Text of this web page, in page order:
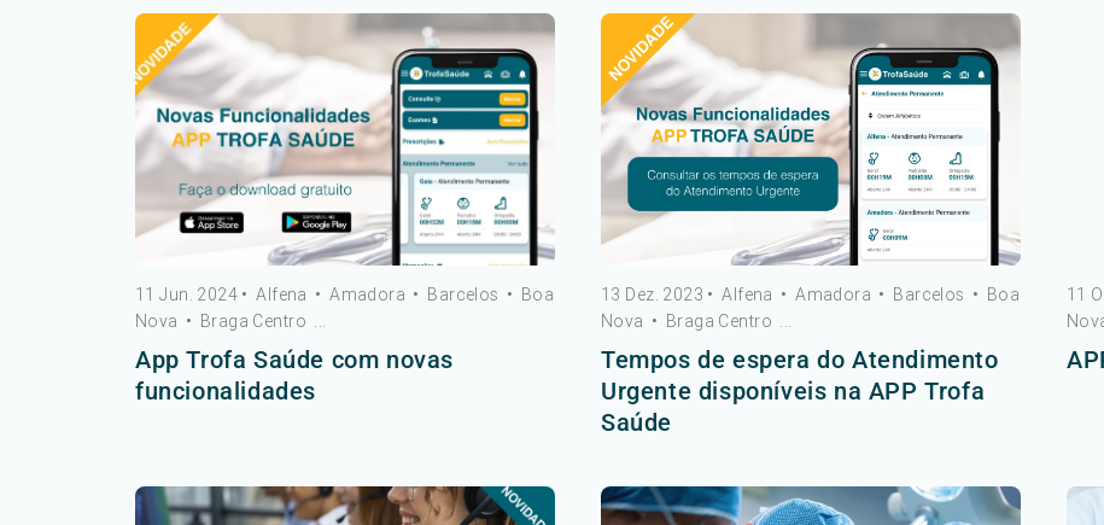
11 Jun. 2024 • Alfena • Amadora • Barcelos • Boa
Nova • Braga Centro
App Trofa Saúde com novas
funcionalidades
13 Dez. 2023 • Alfena • Amadora • Barcelos • Boa
Nova • Braga Centro
Tempos de espera do Atendimento
Urgente disponíveis na APP Trofa
Saúde
11